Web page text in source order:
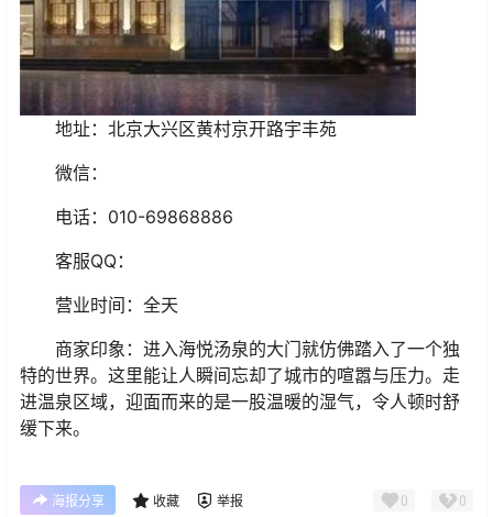
地址：北京大兴区黄村京开路宇丰苑
微信：
电话：010-69868886
客服QQ：
营业时间：全天
商家印象：进入海悦汤泉的大门就仿佛踏入了一个独
特的世界。这里能让人瞬间忘却了城市的喧嚣与压力。走
进温泉区域，迎面而来的是一股温暖的湿气，令人顿时舒
缓下来。
海报分享 收藏 举报 0 0